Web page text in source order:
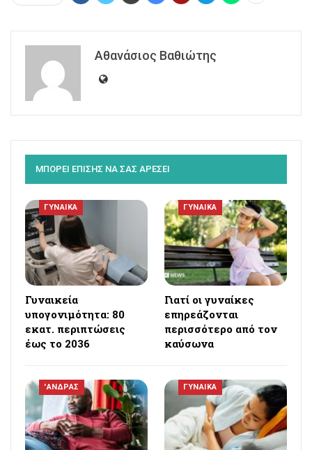
Αθανάσιος Βαθιώτης
ΜΠΟΡΕΙ ΕΠΙΣΗΣ ΝΑ ΣΑΣ ΑΡΕΣΕΙ
ΓΥΝΑΙΚΑ
Γυναικεία
υπογονιμότητα: 80
εκατ. περιπτώσεις
έως το 2036
ΓΥΝΑΙΚΑ
Γιατί οι γυναίκες
επηρεάζονται
περισσότερο από τον
καύσωνα
'ΑΝΔΡΑΣ ΓΥΝΑΙΚΑ